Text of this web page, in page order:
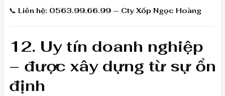
📞 Liên hệ: 0563.99.66.99 — Cty Xốp Ngọc Hoàng
12. Uy tín doanh nghiệp
– được xây dựng từ sự ổn
định